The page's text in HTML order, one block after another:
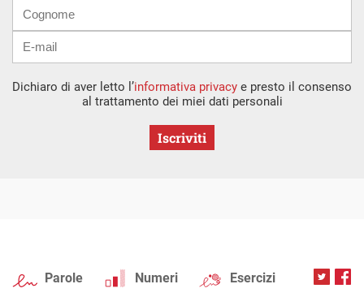
Dichiaro di aver letto l’informativa privacy e presto il consenso
al trattamento dei miei dati personali
Iscriviti
Parole Numeri Esercizi